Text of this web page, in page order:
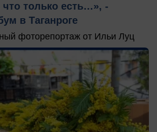
только есть…», -
в Таганроге
фоторепортаж от Ильи Луц